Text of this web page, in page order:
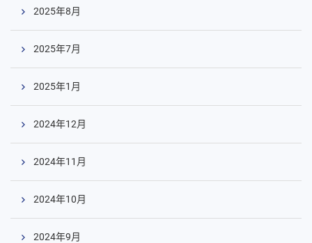
2025年8月
2025年7月
2025年1月
2024年12月
2024年11月
2024年10月
2024年9月